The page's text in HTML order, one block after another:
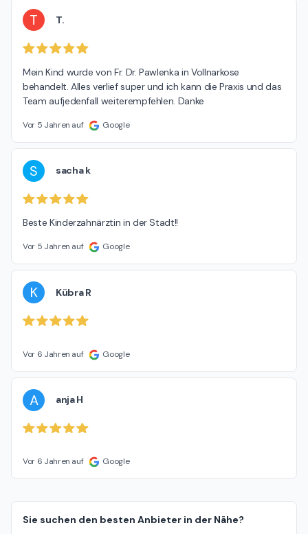
T T.
Mein Kind wurde von Fr. Dr. Pawlenka in Vollnarkose
behandelt. Alles verlief super und ich kann die Praxis und das
Team aufjedenfall weiterempfehlen. Danke
Vor 5 Jahren auf Google
S sacha k
Beste Kinderzahnärztin in der Stadt!!
Vor 5 Jahren auf Google
K Kübra R
Vor 6 Jahren auf Google
A anja H
Vor 6 Jahren auf Google
Sie suchen den besten Anbieter in der Nähe?